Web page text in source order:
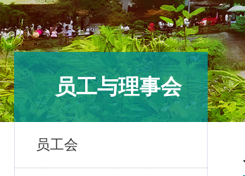
员工与理事会
员工会